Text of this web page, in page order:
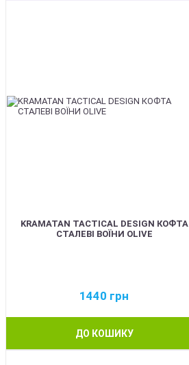
KRAMATAN TACTICAL DESIGN КОФТА
СТАЛЕВІ ВОЇНИ OLIVE
1440 грн
ДО КОШИКУ